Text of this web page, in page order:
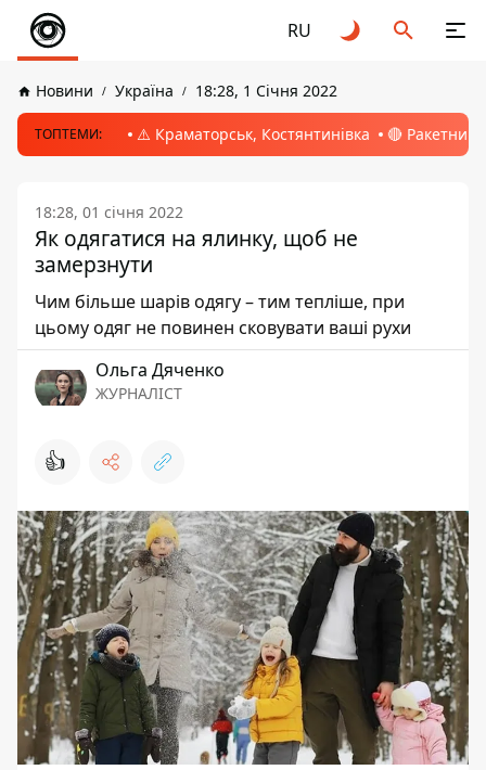
RU
Новини Україна 18:28, 1 Січня 2022
ТОПТЕМИ: ⚠️ Краматорськ, Костянтинівка 🔴 Ракетний
18:28, 01 січня 2022
Як одягатися на ялинку, щоб не
замерзнути
Чим більше шарів одягу – тим тепліше, при
цьому одяг не повинен сковувати ваші рухи
Ольга Дяченко
ЖУРНАЛІСТ
👍